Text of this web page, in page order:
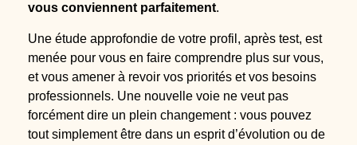
vous conviennent parfaitement.
Une étude approfondie de votre profil, après test, est
menée pour vous en faire comprendre plus sur vous,
et vous amener à revoir vos priorités et vos besoins
professionnels. Une nouvelle voie ne veut pas
forcément dire un plein changement : vous pouvez
tout simplement être dans un esprit d’évolution ou de